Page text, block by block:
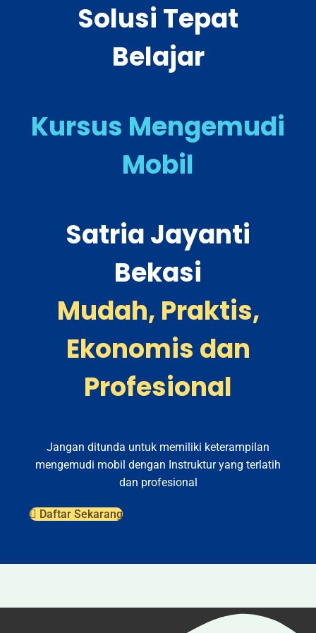
Solusi Tepat
Belajar
Kursus Mengemudi
Mobil
Satria Jayanti
Bekasi
Mudah, Praktis,
Ekonomis dan
Profesional
Jangan ditunda untuk memiliki keterampilan
mengemudi mobil dengan Instruktur yang terlatih
dan profesional
Daftar Sekarang